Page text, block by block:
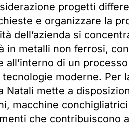
progetti
e organizzare la
dell’azienda si
in metalli non ferrosi,
all’interno di un
moderne. Per
Natali mette a
macchine
che contribuiscono